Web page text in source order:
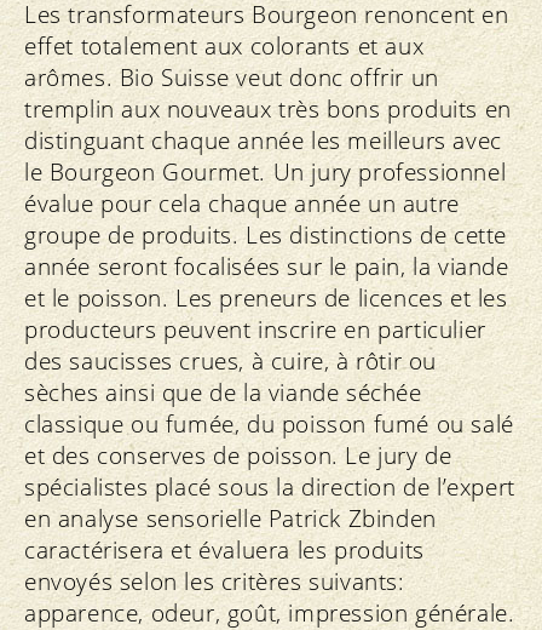
Les transformateurs Bourgeon renoncent en
effet totalement aux colorants et aux
arômes. Bio Suisse veut donc offrir un
tremplin aux nouveaux très bons produits en
distinguant chaque année les meilleurs avec
le Bourgeon Gourmet. Un jury professionnel
évalue pour cela chaque année un autre
groupe de produits. Les distinctions de cette
année seront focalisées sur le pain, la viande
et le poisson. Les preneurs de licences et les
producteurs peuvent inscrire en particulier
des saucisses crues, à cuire, à rôtir ou
sèches ainsi que de la viande séchée
classique ou fumée, du poisson fumé ou salé
et des conserves de poisson. Le jury de
spécialistes placé sous la direction de l’expert
en analyse sensorielle Patrick Zbinden
caractérisera et évaluera les produits
envoyés selon les critères suivants:
apparence, odeur, goût, impression générale.